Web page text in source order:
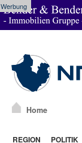
Werbung
Home
REGION POLITIK